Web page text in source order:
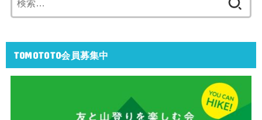
索:
TOMOTOTO会員募集中